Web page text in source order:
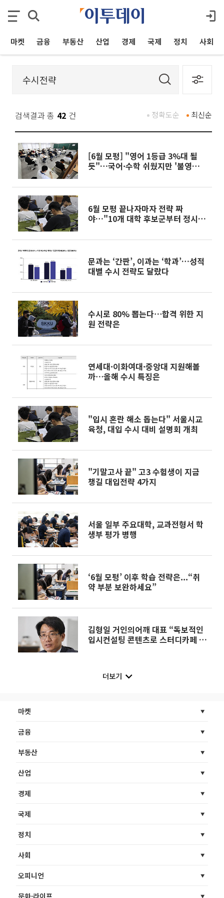
마켓 금융 부동산 산업 경제 국제 정치 사회
검색결과 총 42 건 최신순
정확도순
[6월 모평] "영어 1등급 3%대 될
듯"…국어·수학 쉬웠지만 '불영어'
6월 모평 끝나자마자 전략 짜
야…"10개 대학 후보군부터 정시
문과는 ‘간판’, 이과는 ‘학과’…성적
대별 수시 전략도 달랐다
수시로 80% 뽑는다⋯합격 위한 지
원 전략은
연세대·이화여대·중앙대 지원해볼
까⋯올해 수시 특징은
"입시 혼란 해소 돕는다" 서울시교
육청, 대입 수시 대비 설명회 개최
"기말고사 끝" 고3 수험생이 지금
챙길 대입전략 4가지
서울 일부 주요대학, 교과전형서 학
생부 평가 병행
‘6월 모평’ 이후 학습 전략은...“취
약 부분 보완하세요”
김형일 거인의어깨 대표 “독보적인
입시컨설팅 콘텐츠로 스터디카페 시
더보기
마켓
금융
부동산
산업
경제
국제
정치
사회
오피니언
문화·라이프